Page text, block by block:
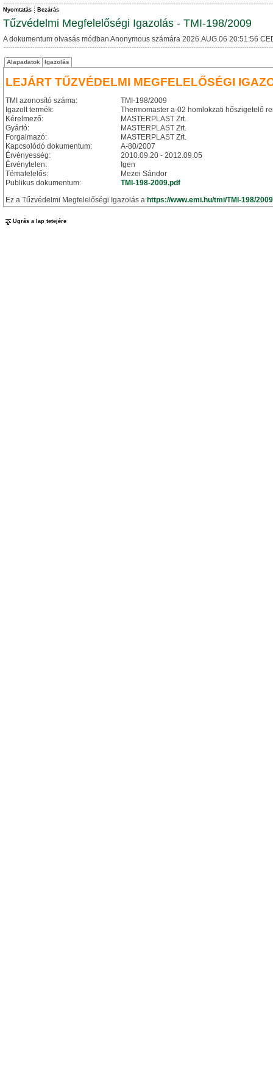
Nyomtatás Bezárás
Tűzvédelmi Megfelelőségi Igazolás - TMI-198/2009
A dokumentum olvasás módban Anonymous számára 2026.AUG.06 20:51:56
Alapadatok Igazolás
LEJÁRT TŰZVÉDELMI MEGFELELŐSÉGI
TMI azonosító száma:
TMI-198/2009
Igazolt termék:
Thermomaster a-02 homlokzati hőszigetelő
Kérelmező:
MASTERPLAST Zrt.
Gyártó:
MASTERPLAST Zrt.
Forgalmazó:
MASTERPLAST Zrt.
Kapcsolódó dokumentum:
A-80/2007
Érvényesség:
2010.09.20 - 2012.09.05
Érvénytelen:
Igen
Témafelelős:
Mezei Sándor
Publikus dokumentum:
TMI-198-2009.pdf
Ez a Tűzvédelmi Megfelelőségi Igazolás a https://www.emi.hu/tmi/TMI-198/2009
Ugrás a lap tetejére